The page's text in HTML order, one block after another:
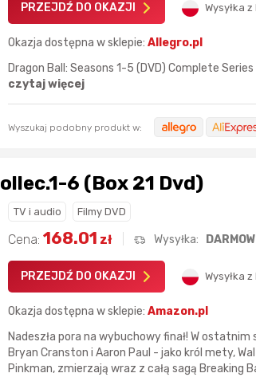
PRZEJDŹ DO OKAZJI Wysyłka
Okazja dostępna w sklepie:Allegro.pl
Dragon Ball: Seasons 1-5 (DVD) Complete
czytaj więcej
Wyszukaj podobny produkt w:
6 (Box 21 Dvd)
TV i audio Filmy DVD
Cena: 168.01 zł Wysyłka:
PRZEJDŹ DO OKAZJI Wysyłka
Okazja dostępna w sklepie:Amazon.pl
Nadeszła pora na wybuchowy finał! W
Bryan Cranston i Aaron Paul - jako król mety,
Pinkman, zmierzają wraz z całą sagą Breaking
dlanajlepszego
w tym miesiącu:
Nagroda za